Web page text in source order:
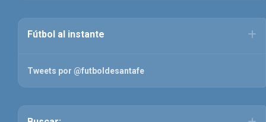
Fútbol al instante
Tweets por @futboldesantafe